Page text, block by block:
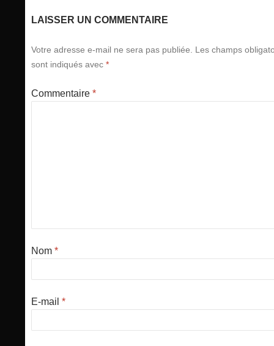
LAISSER UN COMMENTAIRE
Votre adresse e-mail ne sera pas publiée.
Les champs
sont indiqués avec *
Commentaire *
Nom *
E-mail *